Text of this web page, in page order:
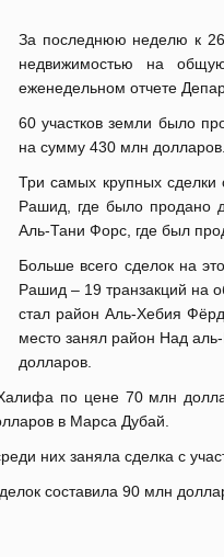
За последнюю неделю к
недвижимостью на
еженедельном отчете
60 участков земли было
на сумму 430 млн долларов.
Три самых крупных
Рашид, где было продано
Аль-Тани Форс, где был
Больше всего сделок на
Рашид – 19 транзакций на
стал район Аль-Хебия
место занял район Над
долларов.
по цене 70 млн
в Марса Дубай.
них заняла сделка с
составила 90 млн